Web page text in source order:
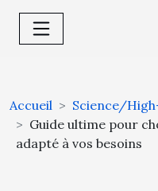
Accueil
Science/
Guide ultime pour
adapté à vos besoins